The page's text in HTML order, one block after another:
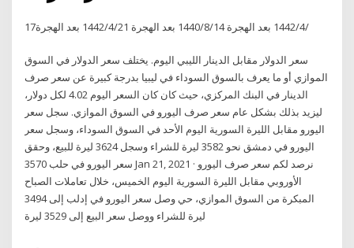
17‏‏/4‏‏/1442 بعد الهجرة 14‏‏/8‏‏/1440 بعد الهجرة 21‏‏/4‏‏/1442 بعد الهجرة
سعر الدولار مقابل الدينار الليبي اليوم. يختلف سعر الدولار في السوق
الموازي أو ما يعرف بالسوق السوداء في ليبيا بدرجة كبيرة عن سعر صرف
الدينار في البنك المركزي، حيث كان كان السعر اليوم 4.02 لكل دولار،
ليزيد بذلك بشكل عام سعر صرف اليورو في السوق الموازي. سجل سعر
اليورو مقابل الليرة السورية اليوم الأحد في السوق السوداء، وسجل سعر
اليورو في دمشق نحو 3582 ليرة للشراء وسجل 3624 ليرة للبيع، وحقق
سعر اليورو في حلب 3570 Jan 21, 2021 · نرصد لكم سعر صرف اليورو
الأوروبي مقابل الليرة السورية اليوم الخميس، خلال تعاملات الصباح
المبكرة من السوق الموازي، حي وصل سعر اليورو في إدلب إلى 3494
ليرة للشراء ووصل سعر البيع إلى 3529 ليرة